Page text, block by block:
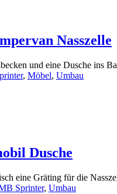
Nasszelle
und eine Dusche ins
, Möbel, Umbau
Dusche
eine Gräting für die
Sprinter, Umbau